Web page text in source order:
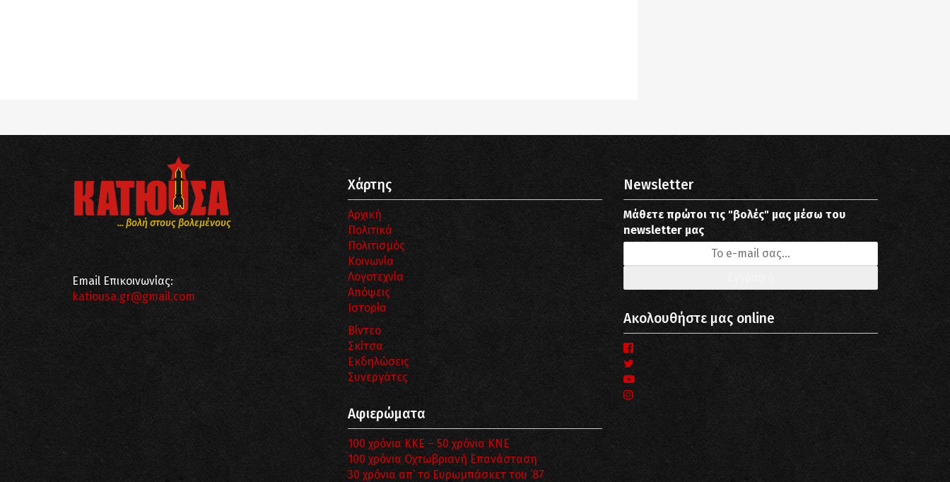
... βολή στους βολεμένους
Email Επικοινωνίας:
katiousa.gr@gmail.com
Χάρτης
Αρχική
Πολιτικά
Πολιτισμός
Κοινωνία
Λογοτεχνία
Απόψεις
Ιστορία
Βίντεο
Σκίτσα
Εκδηλώσεις
Συνεργάτες
Αφιερώματα
100 χρόνια ΚΚΕ – 50 χρόνια ΚΝΕ
100 χρόνια Οχτωβριανή Επανάσταση
30 χρόνια απ’ το Ευρωμπάσκετ του ΄87
Newsletter
Μάθετε πρώτοι τις "βολές" μας μέσω του
newsletter μας
Ακολουθήστε μας online